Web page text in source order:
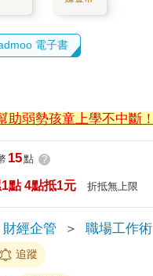
電子書
助弱勢孩童上學不中斷！
15點 ?
點 4點抵1元 折抵無上限
財經企管 ＞ 職場工作術
追蹤